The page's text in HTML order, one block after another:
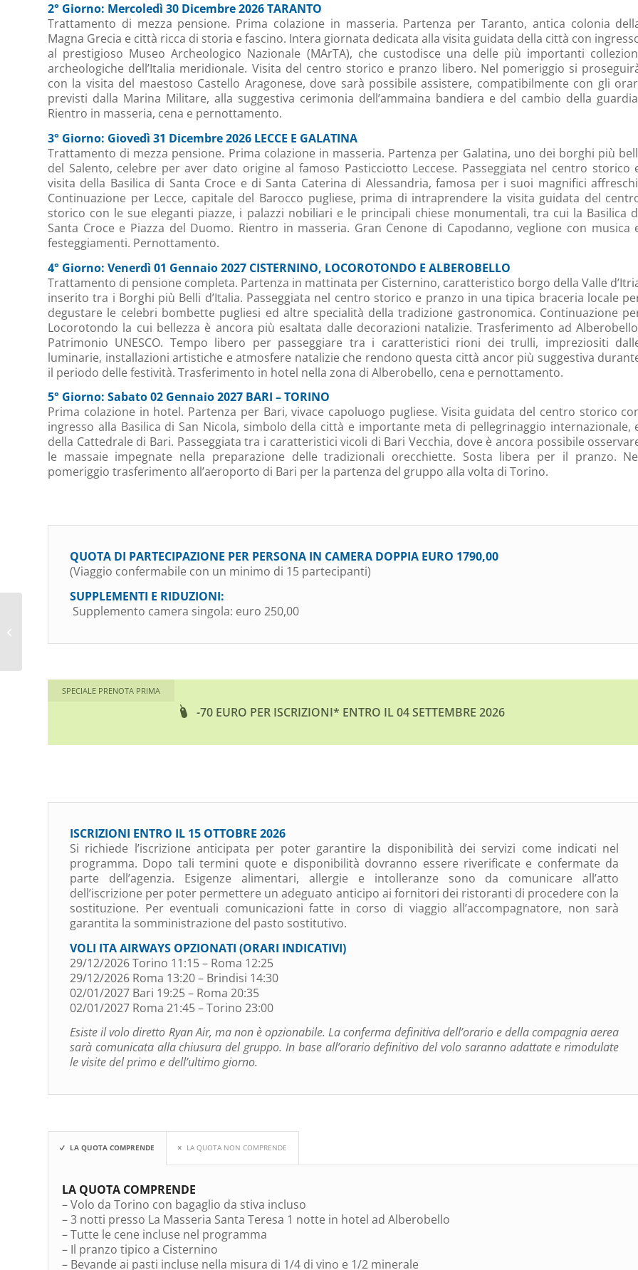
2° Giorno: Mercoledì 30 Dicembre 2026 TARANTO
Trattamento di mezza pensione. Prima colazione in masseria. Partenza per Taranto, antica colonia
Magna Grecia e città ricca di storia e fascino. Intera giornata dedicata alla visita guidata della città con
al prestigioso Museo Archeologico Nazionale (MArTA), che custodisce una delle più importanti
archeologiche dell’Italia meridionale. Visita del centro storico e pranzo libero. Nel pomeriggio si
con la visita del maestoso Castello Aragonese, dove sarà possibile assistere, compatibilmente con gli
previsti dalla Marina Militare, alla suggestiva cerimonia dell’ammaina bandiera e del cambio della
Rientro in masseria, cena e pernottamento.
3° Giorno: Giovedì 31 Dicembre 2026 LECCE E GALATINA
Trattamento di mezza pensione. Prima colazione in masseria. Partenza per Galatina, uno dei borghi più
del Salento, celebre per aver dato origine al famoso Pasticciotto Leccese. Passeggiata nel centro storico
visita della Basilica di Santa Croce e di Santa Caterina di Alessandria, famosa per i suoi magnifici
Continuazione per Lecce, capitale del Barocco pugliese, prima di intraprendere la visita guidata del
storico con le sue eleganti piazze, i palazzi nobiliari e le principali chiese monumentali, tra cui la Basilica
Santa Croce e Piazza del Duomo. Rientro in masseria. Gran Cenone di Capodanno, veglione con musica
festeggiamenti. Pernottamento.
4° Giorno: Venerdì 01 Gennaio 2027 CISTERNINO, LOCOROTONDO E ALBEROBELLO
Trattamento di pensione completa. Partenza in mattinata per Cisternino, caratteristico borgo della Valle
inserito tra i Borghi più Belli d’Italia. Passeggiata nel centro storico e pranzo in una tipica braceria locale
degustare le celebri bombette pugliesi ed altre specialità della tradizione gastronomica. Continuazione
Locorotondo la cui bellezza è ancora più esaltata dalle decorazioni natalizie. Trasferimento ad
Patrimonio UNESCO. Tempo libero per passeggiare tra i caratteristici rioni dei trulli, impreziositi
luminarie, installazioni artistiche e atmosfere natalizie che rendono questa città ancor più suggestiva
il periodo delle festività. Trasferimento in hotel nella zona di Alberobello, cena e pernottamento.
5° Giorno: Sabato 02 Gennaio 2027 BARI – TORINO
Prima colazione in hotel. Partenza per Bari, vivace capoluogo pugliese. Visita guidata del centro storico
ingresso alla Basilica di San Nicola, simbolo della città e importante meta di pellegrinaggio internazionale,
della Cattedrale di Bari. Passeggiata tra i caratteristici vicoli di Bari Vecchia, dove è ancora possibile
le massaie impegnate nella preparazione delle tradizionali orecchiette. Sosta libera per il pranzo.
pomeriggio trasferimento all’aeroporto di Bari per la partenza del gruppo alla volta di Torino.
QUOTA DI PARTECIPAZIONE PER PERSONA IN CAMERA DOPPIA EURO 1790,00
(Viaggio confermabile con un minimo di 15 partecipanti)
SUPPLEMENTI E RIDUZIONI:
Supplemento camera singola: euro 250,00
SPECIALE PRENOTA PRIMA
-70 EURO PER ISCRIZIONI* ENTRO IL 04 SETTEMBRE 2026
ISCRIZIONI ENTRO IL 15 OTTOBRE 2026
Si richiede l’iscrizione anticipata per poter garantire la disponibilità dei servizi come indicati nel
programma. Dopo tali termini quote e disponibilità dovranno essere riverificate e confermate da
parte dell’agenzia. Esigenze alimentari, allergie e intolleranze sono da comunicare all’atto
dell’iscrizione per poter permettere un adeguato anticipo ai fornitori dei ristoranti di procedere con la
sostituzione. Per eventuali comunicazioni fatte in corso di viaggio all’accompagnatore, non sarà
garantita la somministrazione del pasto sostitutivo.
VOLI ITA AIRWAYS OPZIONATI (ORARI INDICATIVI)
29/12/2026 Torino 11:15 – Roma 12:25
29/12/2026 Roma 13:20 – Brindisi 14:30
02/01/2027 Bari 19:25 – Roma 20:35
02/01/2027 Roma 21:45 – Torino 23:00
Esiste il volo diretto Ryan Air, ma non è opzionabile. La conferma definitiva dell’orario e della compagnia aerea
sarà comunicata alla chiusura del gruppo. In base all’orario definitivo del volo saranno adattate e rimodulate
le visite del primo e dell’ultimo giorno.
LA QUOTA COMPRENDE LA QUOTA NON COMPRENDE
LA QUOTA COMPRENDE
– Volo da Torino con bagaglio da stiva incluso
– 3 notti presso La Masseria Santa Teresa 1 notte in hotel ad Alberobello
– Tutte le cene incluse nel programma
– Il pranzo tipico a Cisternino
– Bevande ai pasti incluse nella misura di 1/4 di vino e 1/2 minerale
BRESCIA: LA MOSTRA A
MARTINENGO